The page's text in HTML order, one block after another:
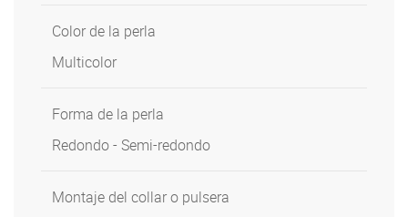
Color de la perla
Multicolor
Forma de la perla
Redondo - Semi-redondo
Montaje del collar o pulsera